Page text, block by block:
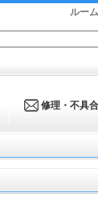
ルー
修理・不具合